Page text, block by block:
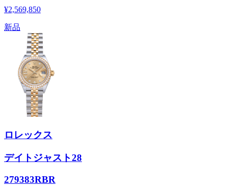
¥2,569,850
新品
ロレックス
デイトジャスト28
279383RBR